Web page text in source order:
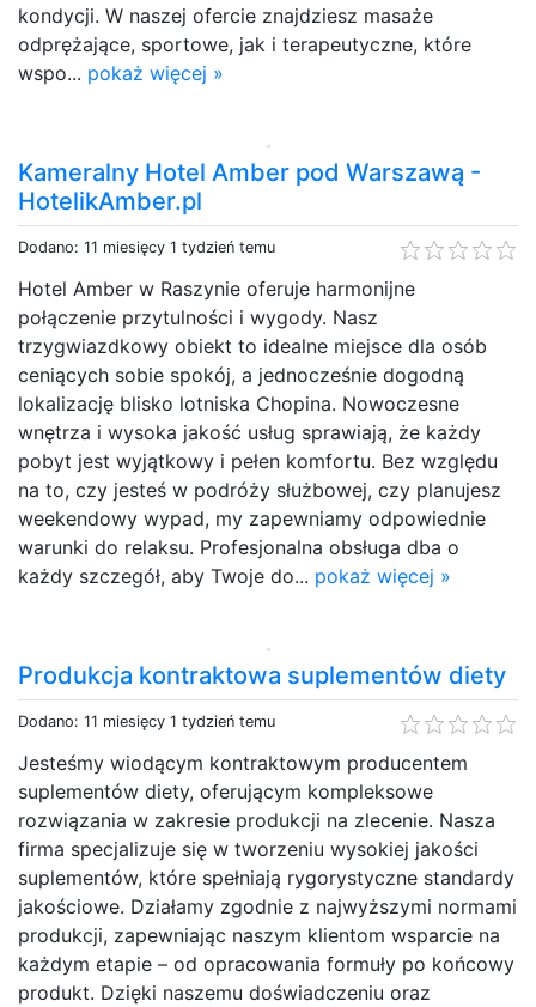
kondycji. W naszej ofercie znajdziesz masaże
odprężające, sportowe, jak i terapeutyczne, które
wspo... pokaż więcej »
Kameralny Hotel Amber pod Warszawą -
HotelikAmber.pl
Dodano: 11 miesięcy 1 tydzień temu
Hotel Amber w Raszynie oferuje harmonijne
połączenie przytulności i wygody. Nasz
trzygwiazdkowy obiekt to idealne miejsce dla osób
ceniących sobie spokój, a jednocześnie dogodną
lokalizację blisko lotniska Chopina. Nowoczesne
wnętrza i wysoka jakość usług sprawiają, że każdy
pobyt jest wyjątkowy i pełen komfortu. Bez względu
na to, czy jesteś w podróży służbowej, czy planujesz
weekendowy wypad, my zapewniamy odpowiednie
warunki do relaksu. Profesjonalna obsługa dba o
każdy szczegół, aby Twoje do... pokaż więcej »
Produkcja kontraktowa suplementów diety
Dodano: 11 miesięcy 1 tydzień temu
Jesteśmy wiodącym kontraktowym producentem
suplementów diety, oferującym kompleksowe
rozwiązania w zakresie produkcji na zlecenie. Nasza
firma specjalizuje się w tworzeniu wysokiej jakości
suplementów, które spełniają rygorystyczne standardy
jakościowe. Działamy zgodnie z najwyższymi normami
produkcji, zapewniając naszym klientom wsparcie na
każdym etapie – od opracowania formuły po końcowy
produkt. Dzięki naszemu doświadczeniu oraz